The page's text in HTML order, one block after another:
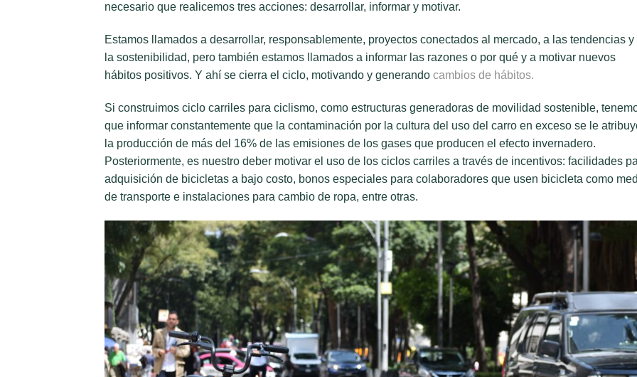
necesario que realicemos tres acciones: desarrollar, informar y motivar.
Estamos llamados a desarrollar, responsablemente, proyectos conectados al mercado, a las tendencias y
la sostenibilidad, pero también estamos llamados a informar las razones o por qué y a motivar nuevos
hábitos positivos. Y ahí se cierra el ciclo, motivando y generando cambios de hábitos.
Si construimos ciclo carriles para ciclismo, como estructuras generadoras de movilidad sostenible,
que informar constantemente que la contaminación por la cultura del uso del carro en exceso se le
la producción de más del 16% de las emisiones de los gases que producen el efecto invernadero.
Posteriormente, es nuestro deber motivar el uso de los ciclos carriles a través de incentivos: facilidades
adquisición de bicicletas a bajo costo, bonos especiales para colaboradores que usen bicicleta como
de transporte e instalaciones para cambio de ropa, entre otras.